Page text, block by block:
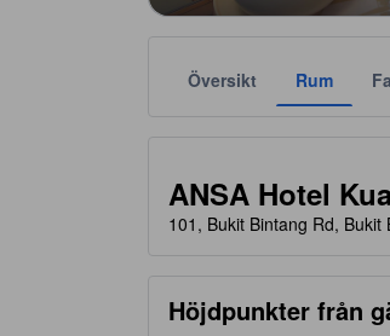
Översikt Rum
ANSA Hotel
101, Bukit Bintang Rd,
Höjdpunkter från